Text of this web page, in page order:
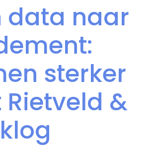
data naar
sterker
&